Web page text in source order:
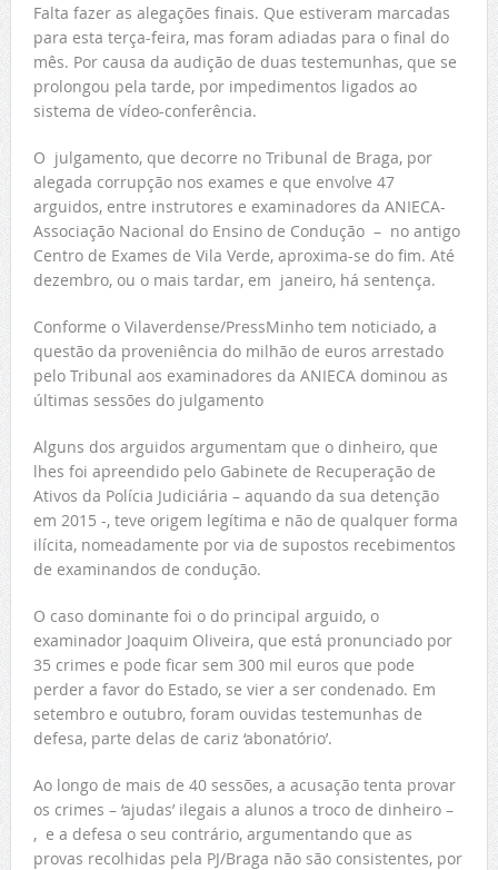
Falta fazer as alegações finais. Que estiveram marcadas
para esta terça-feira, mas foram adiadas para o final do
mês. Por causa da audição de duas testemunhas, que se
prolongou pela tarde, por impedimentos ligados ao
sistema de vídeo-conferência.
O julgamento, que decorre no Tribunal de Braga, por
alegada corrupção nos exames e que envolve 47
arguidos, entre instrutores e examinadores da ANIECA-
Associação Nacional do Ensino de Condução – no antigo
Centro de Exames de Vila Verde, aproxima-se do fim. Até
dezembro, ou o mais tardar, em janeiro, há sentença.
Conforme o Vilaverdense/PressMinho tem noticiado, a
questão da proveniência do milhão de euros arrestado
pelo Tribunal aos examinadores da ANIECA dominou as
últimas sessões do julgamento
Alguns dos arguidos argumentam que o dinheiro, que
lhes foi apreendido pelo Gabinete de Recuperação de
Ativos da Polícia Judiciária – aquando da sua detenção
em 2015 -, teve origem legítima e não de qualquer forma
ilícita, nomeadamente por via de supostos recebimentos
de examinandos de condução.
O caso dominante foi o do principal arguido, o
examinador Joaquim Oliveira, que está pronunciado por
35 crimes e pode ficar sem 300 mil euros que pode
perder a favor do Estado, se vier a ser condenado. Em
setembro e outubro, foram ouvidas testemunhas de
defesa, parte delas de cariz ‘abonatório’.
Ao longo de mais de 40 sessões, a acusação tenta provar
os crimes – ‘ajudas’ ilegais a alunos a troco de dinheiro –
, e a defesa o seu contrário, argumentando que as
provas recolhidas pela PJ/Braga não são consistentes, por